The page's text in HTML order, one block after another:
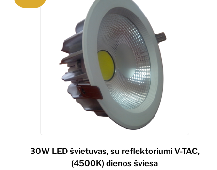
30W LED švietuvas, su reflektoriumi V-TAC,
(4500K) dienos šviesa